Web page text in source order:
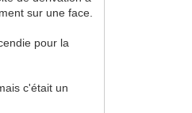
sur une face.
pour la
c'était un